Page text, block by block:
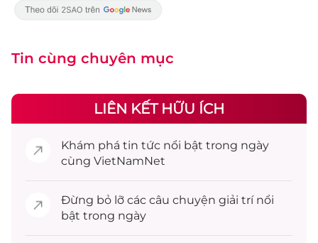
Tin cùng chuyên mục
LIÊN KẾT HỮU ÍCH
Khám phá tin tức nổi bật trong ngày
cùng VietNamNet
Đừng bỏ lỡ các câu chuyện giải trínổi
bật trong ngày